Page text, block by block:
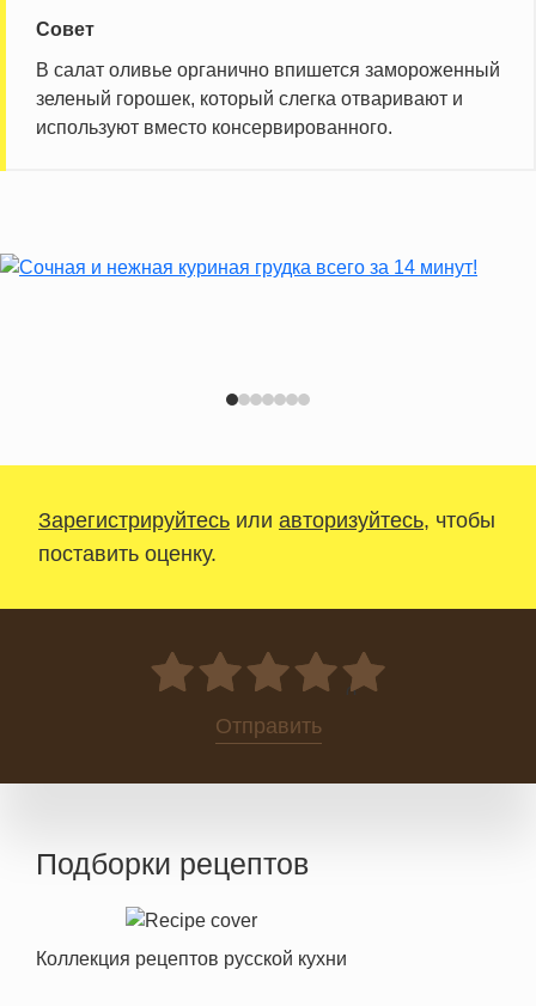
Совет
В салат оливье органично впишется замороженный
зеленый горошек, который слегка отваривают и
используют вместо консервированного.
Зарегистрируйтесь или авторизуйтесь, чтобы
поставить оценку.
0
Отправить
Подборки рецептов
Коллекция рецептов русской кухни